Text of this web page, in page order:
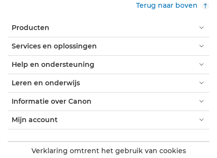
Terug naar boven
Producten
Services en oplossingen
Help en ondersteuning
Leren en onderwijs
Informatie over Canon
Mijn account
Verklaring omtrent het gebruik van cookies